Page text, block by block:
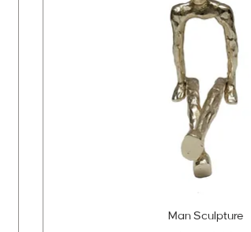
Man Sculpture